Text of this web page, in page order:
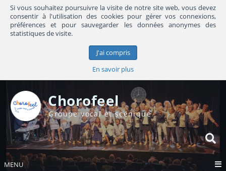
Si vous souhaitez poursuivre la visite de notre site web, vous devez
consentir à l'utilisation des cookies pour gérer vos connexions,
préférences et pour sauvegarder les données anonymes des
statistiques de visite.
J'ai compris
En savoir plus
Chorofeel
Groupe vocal et scénique
MENU